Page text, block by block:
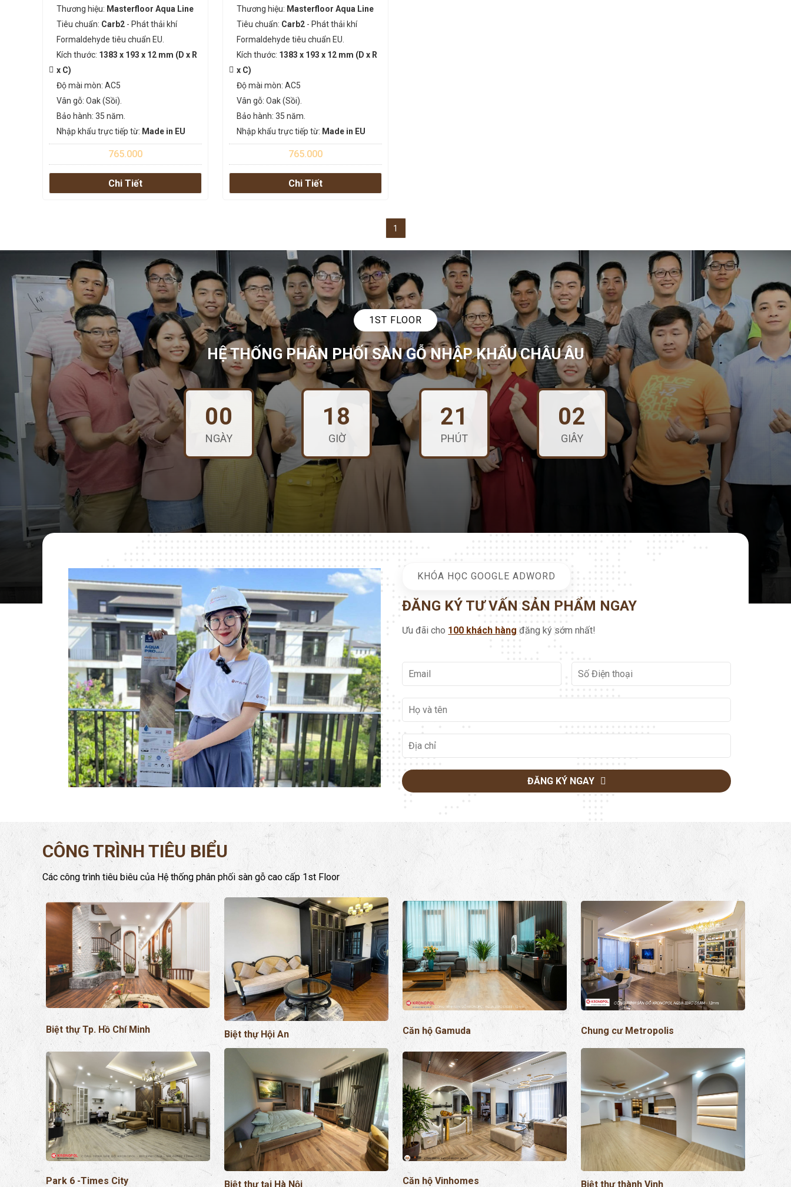
Thương hiệu: Masterfloor Aqua Line
Tiêu chuẩn: Carb2 - Phát thải khí
Formaldehyde tiêu chuẩn EU.
Kích thước: 1383 x 193 x 12 mm (D x R
x C)
Độ mài mòn: AC5
Vân gỗ: Oak (Sồi).
Bảo hành: 35 năm.
Nhập khẩu trực tiếp từ: Made in EU
765.000
Chi Tiết
Thương hiệu: Masterfloor Aqua Line
Tiêu chuẩn: Carb2 - Phát thải khí
Formaldehyde tiêu chuẩn EU.
Kích thước: 1383 x 193 x 12 mm (D x R
x C)
Độ mài mòn: AC5
Vân gỗ: Oak (Sồi).
Bảo hành: 35 năm.
Nhập khẩu trực tiếp từ: Made in EU
765.000
Chi Tiết
1
1ST FLOOR
HỆ THỐNG PHÂN PHỐI SÀN GỖ NHẬP KHẨU CHÂU ÂU
00
NGÀY
18
GIỜ
21
PHÚT
00
GIÂY
KHÓA HỌC GOOGLE ADWORD
ĐĂNG KÝ TƯ VẤN SẢN PHẨM NGAY
Ưu đãi cho 100 khách hàng đăng ký sớm nhất!
ĐĂNG KÝ NGAY
CÔNG TRÌNH TIÊU BIỂU
Các công trình tiêu biêu của Hệ thống phân phối sàn gỗ cao cấp 1st Floor
Biệt thự Tp. Hồ Chí Minh Biệt thự Hội An Căn hộ Gamuda Chung cư Metropolis
Park 6 -Times City Biệt thự tại Hà Nội Căn hộ Vinhomes Biệt thự thành Vinh